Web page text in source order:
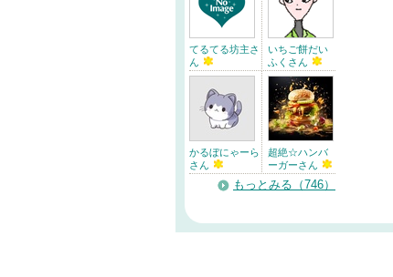
てるてる坊主さ
ん
いちご餅だい
ふくさん
かるぼにゃーら
さん
超絶☆ハンバ
ーガーさん
もっとみる（746）